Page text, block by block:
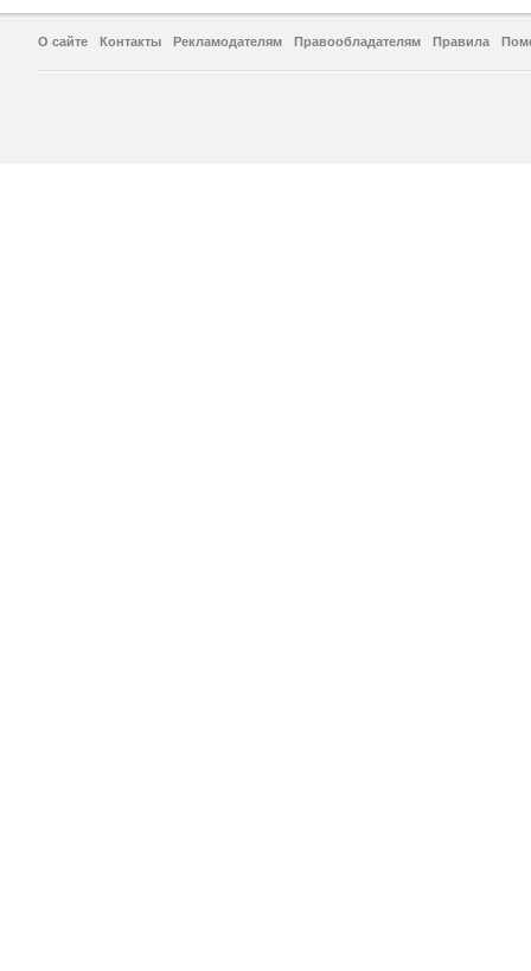
О сайте Контакты Рекламодателям Правообладателям Правила